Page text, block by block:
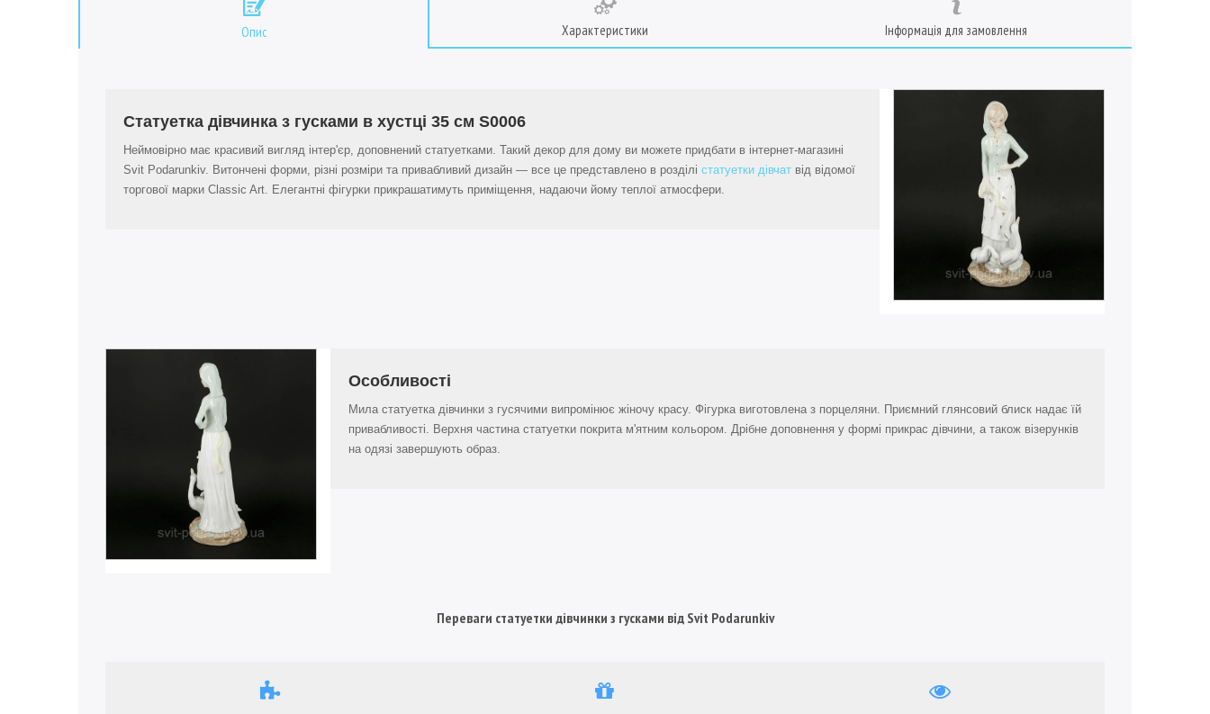
Опис Характеристики Інформація для замовлення
Статуетка дівчинка з гусками в хустці 35 см S0006
Неймовірно має красивий вигляд інтер'єр, доповнений статуетками. Такий декор для дому ви можете придбати в інтернет-магазині
Svit Podarunkiv. Витончені форми, різні розміри та привабливий дизайн — все це представлено в розділі статуетки дівчат від відомої
торгової марки Classic Art. Елегантні фігурки прикрашатимуть приміщення, надаючи йому теплої атмосфери.
Особливості
Мила статуетка дівчинки з гусячими випромінює жіночу красу. Фігурка виготовлена з порцеляни. Приємний глянсовий блиск надає їй
привабливості. Верхня частина статуетки покрита м'ятним кольором. Дрібне доповнення у формі прикрас дівчини, а також візерунків
на одязі завершують образ.
Переваги статуетки дівчинки з гусками від Svit Podarunkiv